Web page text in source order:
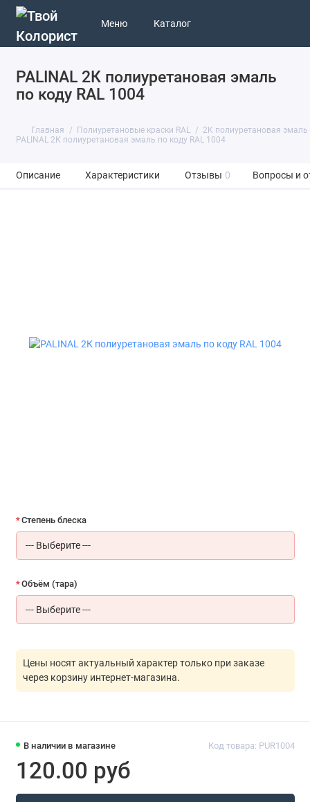
Меню Каталог
PALINAL 2К полиуретановая эмаль
по коду RAL 1004
Главная Полиуретановые краски RAL
2K полиуретановая эмаль
PALINAL 2К полиуретановая эмаль по коду RAL 1004
Описание Характеристики Отзывы 0 Вопросы и
В наличии в магазине Код товара: PUR1004
120.00 руб
Степень блеска
Объём (тара)
Цены носят актуальный характер только при заказе
через корзину интернет-магазина.